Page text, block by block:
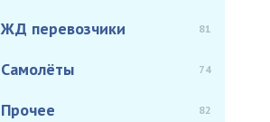
ЖД перевозчики 81
Самолёты 74
Прочее 82